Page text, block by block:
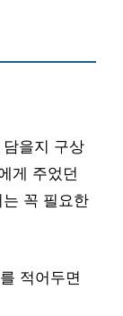
을지 구상
게 주었던
꼭 필요한
적어두면